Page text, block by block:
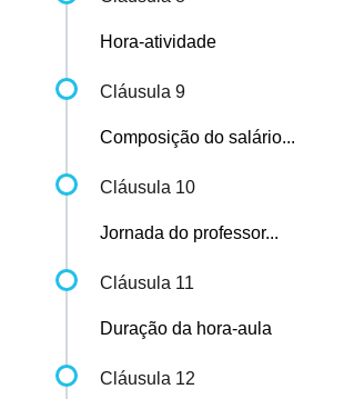
Hora-atividade
Cláusula 9
Composição do salário...
Cláusula 10
Jornada do professor...
Cláusula 11
Duração da hora-aula
Cláusula 12